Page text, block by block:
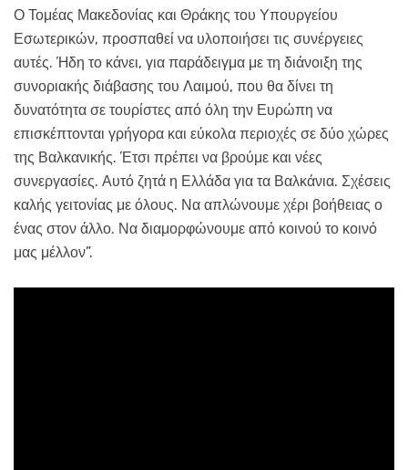
Ο Τομέας Μακεδονίας και Θράκης του Υπουργείου
Εσωτερικών, προσπαθεί να υλοποιήσει τις συνέργειες
αυτές. Ήδη το κάνει, για παράδειγμα με τη διάνοιξη της
συνοριακής διάβασης του Λαιμού, που θα δίνει τη
δυνατότητα σε τουρίστες από όλη την Ευρώπη να
επισκέπτονται γρήγορα και εύκολα περιοχές σε δύο χώρες
της Βαλκανικής. Έτσι πρέπει να βρούμε και νέες
συνεργασίες. Αυτό ζητά η Ελλάδα για τα Βαλκάνια. Σχέσεις
καλής γειτονίας με όλους. Να απλώνουμε χέρι βοήθειας ο
ένας στον άλλο. Να διαμορφώνουμε από κοινού το κοινό
μας μέλλον”.